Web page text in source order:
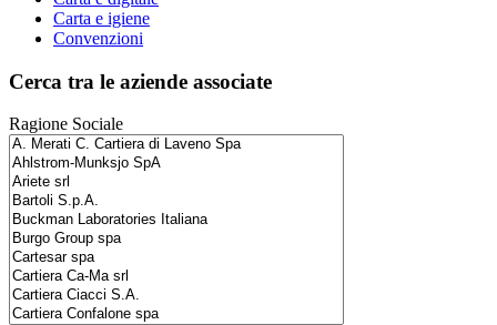
Carta e igiene
Convenzioni
Cerca tra le aziende associate
Ragione Sociale